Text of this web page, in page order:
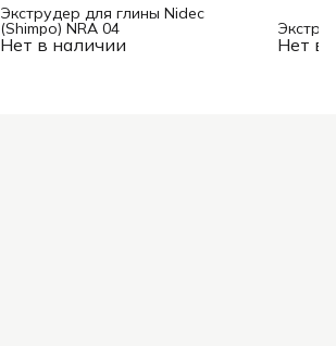
Нет в наличии
Экструдер для глины Nidec
(Shimpo) NRA 04
Нет в